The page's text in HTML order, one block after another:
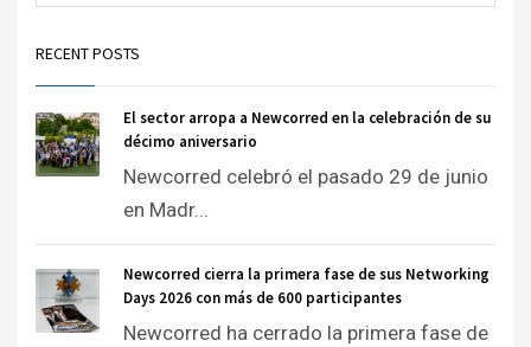
RECENT POSTS
El sector arropa a Newcorred en la celebración de su
décimo aniversario
Newcorred celebró el pasado 29 de junio
en Madr...
Newcorred cierra la primera fase de sus Networking
Days 2026 con más de 600 participantes
Newcorred ha cerrado la primera fase de